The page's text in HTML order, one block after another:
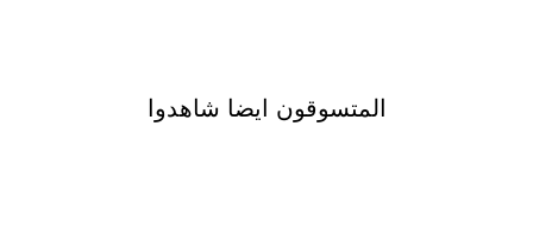
المتسوقون ايضا شاهدوا